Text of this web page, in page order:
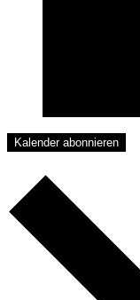
Kalender abonnieren